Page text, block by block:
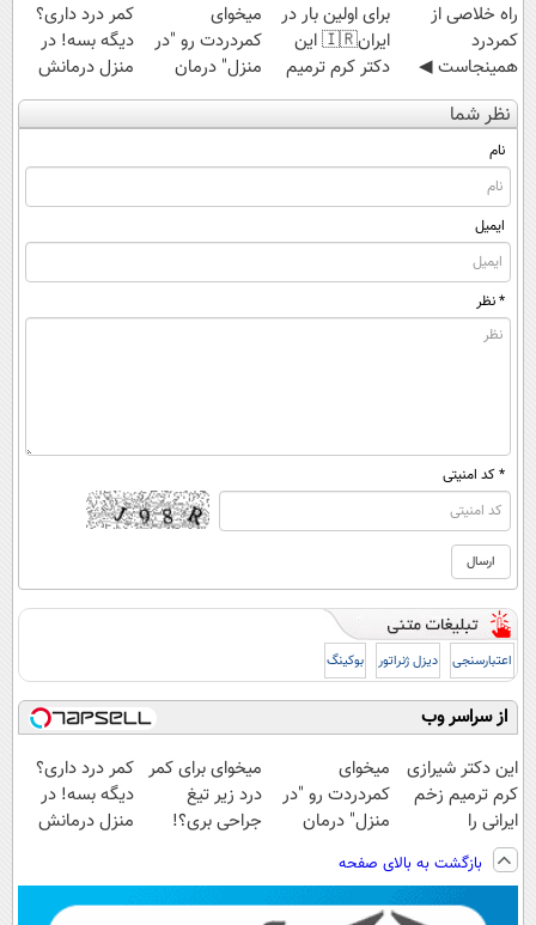
‌راه خلاصی از
کمردرد
همینجاست ◀
فقط کافیه فرم
رو پر کنی!
برای اولین بار در
ایران🇮🇷 این
دکتر کرم ترمیم
کننده 23 روزه
ساخت!
میخوای
کمردردت رو "در
منزل" درمان
کنی؟ (◂فیلم +
◂پرسش‌نامه)
کمر درد داری؟
دیگه بسه! در
منزل درمانش
کن
(◀پرسش‌نامه)
نظر شما
نام
ایمیل
* نظر
* کد امنیتی
اعتبارسنجی دیزل ژنراتور بوکینگ
از سراسر وب
این دکتر شیرازی
کرم ترمیم زخم
ایرانی را
ساخت!!!
میخوای
کمردردت رو "در
منزل" درمان
◂پرسش‌نامه)
میخوای برای کمر
درد زیر تیغ
جراحی بری؟!
کمر درد داری؟
دیگه بسه! در
منزل درمانش
بازگشت به بالای صفحه